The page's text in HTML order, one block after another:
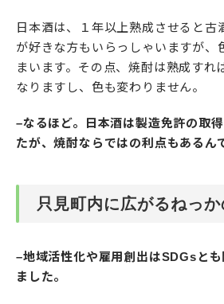
日本酒は、１年以上熟成させると古
が好きな方もいらっしゃいますが、
まいます。その点、焼酎は熟成すれ
なりますし、色も変わりません。
–なるほど。日本酒は製造免許の取
たが、焼酎ならではの利点もあるん
只見町内に広がるねっ
–地域活性化や雇用創出はSDGsと
ました。